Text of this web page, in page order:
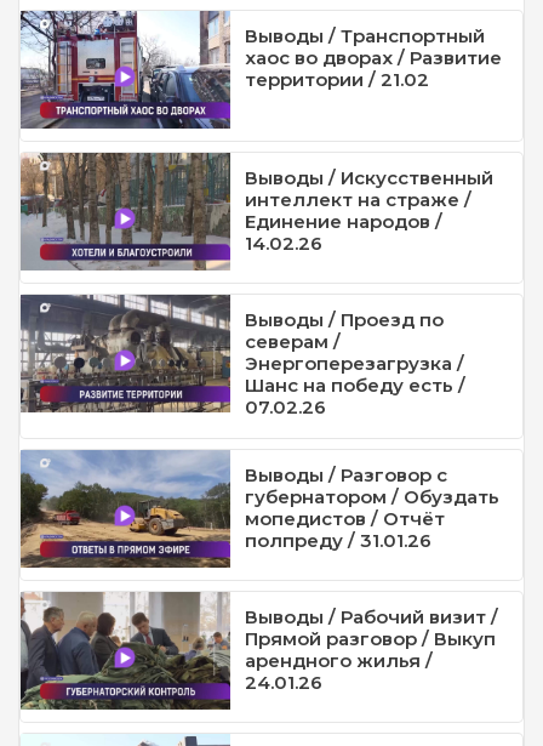
Выводы / Транспортный
хаос во дворах / Развитие
территории / 21.02
Выводы / Искусственный
интеллект на страже /
Единение народов /
14.02.26
Выводы / Проезд по
северам /
Энергоперезагрузка /
Шанс на победу есть /
07.02.26
Выводы / Разговор с
губернатором / Обуздать
мопедистов / Отчёт
полпреду / 31.01.26
Выводы / Рабочий визит /
Прямой разговор / Выкуп
арендного жилья /
24.01.26